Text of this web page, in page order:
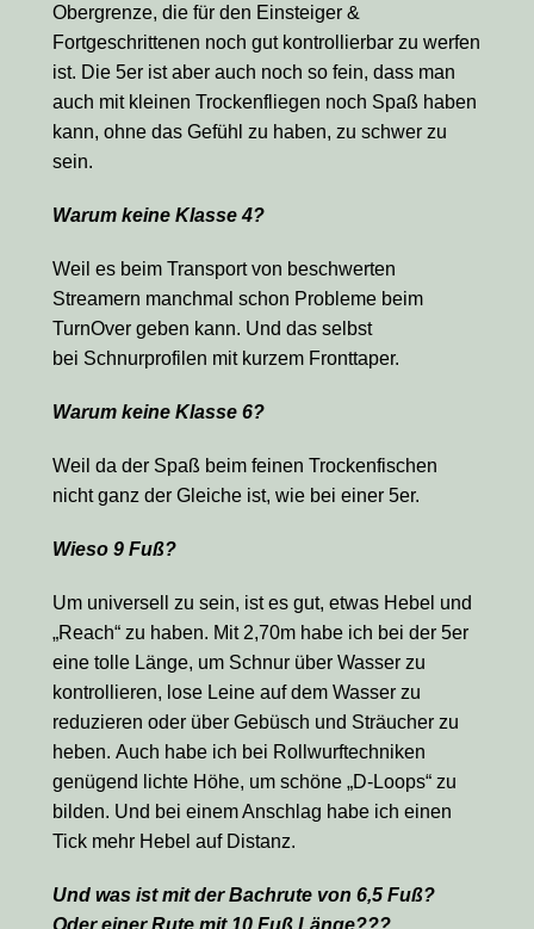
Obergrenze, die für den Einsteiger &
Fortgeschrittenen noch gut kontrollierbar zu werfen
ist. Die 5er ist aber auch noch so fein, dass man
auch mit kleinen Trockenfliegen noch Spaß haben
kann, ohne das Gefühl zu haben, zu schwer zu
sein.
Warum keine Klasse 4?
Weil es beim Transport von beschwerten
Streamern manchmal schon Probleme beim
TurnOver geben kann. Und das selbst
bei Schnurprofilen mit kurzem Fronttaper.
Warum keine Klasse 6?
Weil da der Spaß beim feinen Trockenfischen
nicht ganz der Gleiche ist, wie bei einer 5er.
Wieso 9 Fuß?
Um universell zu sein, ist es gut, etwas Hebel und
„Reach“ zu haben. Mit 2,70m habe ich bei der 5er
eine tolle Länge, um Schnur über Wasser zu
kontrollieren, lose Leine auf dem Wasser zu
reduzieren oder über Gebüsch und Sträucher zu
heben. Auch habe ich bei Rollwurftechniken
genügend lichte Höhe, um schöne „D-Loops“ zu
bilden. Und bei einem Anschlag habe ich einen
Tick mehr Hebel auf Distanz.
Und was ist mit der Bachrute von 6,5 Fuß?
Oder einer Rute mit 10 Fuß Länge???